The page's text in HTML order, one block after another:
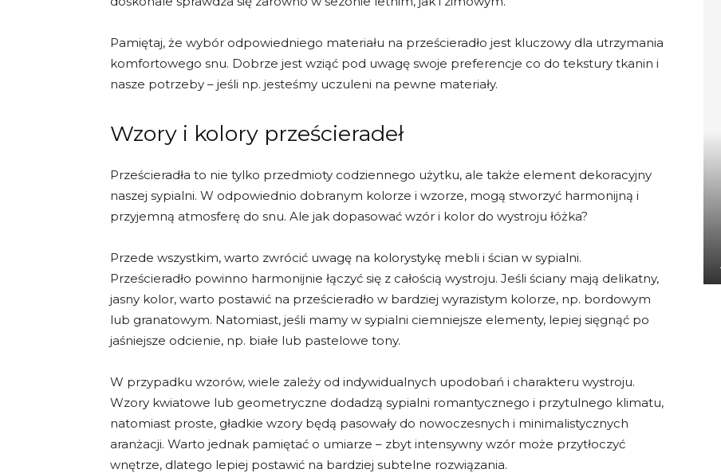
Pamiętaj, że wybór odpowiedniego materiału na prześcieradło jest kluczowy dla utrzymania
komfortowego snu. Dobrze jest wziąć pod uwagę swoje preferencje co do tekstury tkanin i
nasze potrzeby – jeśli np. jesteśmy uczuleni na pewne materiały.
Wzory i kolory prześcieradeł
Prześcieradła to nie tylko przedmioty codziennego użytku, ale także element dekoracyjny
naszej sypialni. W odpowiednio dobranym kolorze i wzorze, mogą stworzyć harmonijną i
przyjemną atmosferę do snu. Ale jak dopasować wzór i kolor do wystroju łóżka?
Przede wszystkim, warto zwrócić uwagę na kolorystykę mebli i ścian w sypialni.
Prześcieradło powinno harmonijnie łączyć się z całością wystroju. Jeśli ściany mają delikatny,
jasny kolor, warto postawić na prześcieradło w bardziej wyrazistym kolorze, np. bordowym
lub granatowym. Natomiast, jeśli mamy w sypialni ciemniejsze elementy, lepiej sięgnąć po
jaśniejsze odcienie, np. białe lub pastelowe tony.
W przypadku wzorów, wiele zależy od indywidualnych upodobań i charakteru wystroju.
Wzory kwiatowe lub geometryczne dodadzą sypialni romantycznego i przytulnego klimatu,
natomiast proste, gładkie wzory będą pasowały do nowoczesnych i minimalistycznych
aranżacji. Warto jednak pamiętać o umiarze – zbyt intensywny wzór może przytłoczyć
wnętrze, dlatego lepiej postawić na bardziej subtelne rozwiązania.